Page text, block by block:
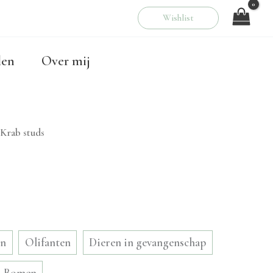
Wishlist
Over mij
studs
Olifanten Dieren in gevangenschap